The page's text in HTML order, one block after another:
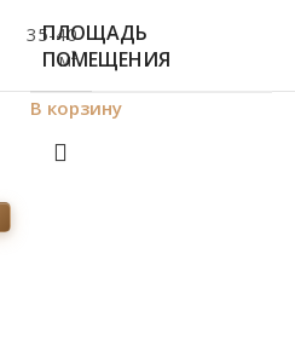
35-40
м²
ПЛОЩАДЬ
ПОМЕЩЕНИЯ
В корзину